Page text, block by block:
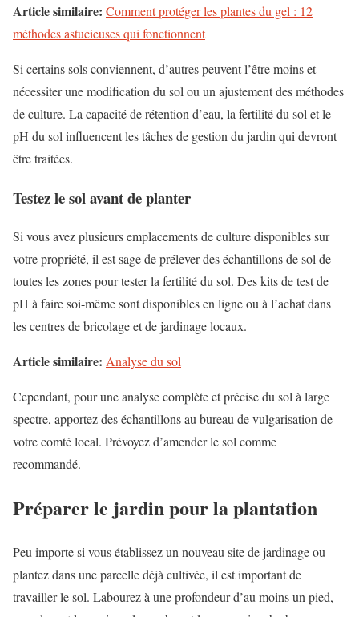
Article similaire: Comment protéger les plantes du gel : 12
méthodes astucieuses qui fonctionnent
Si certains sols conviennent, d’autres peuvent l’être moins et
nécessiter une modification du sol ou un ajustement des méthodes
de culture. La capacité de rétention d’eau, la fertilité du sol et le
pH du sol influencent les tâches de gestion du jardin qui devront
être traitées.
Testez le sol avant de planter
Si vous avez plusieurs emplacements de culture disponibles sur
votre propriété, il est sage de prélever des échantillons de sol de
toutes les zones pour tester la fertilité du sol. Des kits de test de
pH à faire soi-même sont disponibles en ligne ou à l’achat dans
les centres de bricolage et de jardinage locaux.
Article similaire: Analyse du sol
Cependant, pour une analyse complète et précise du sol à large
spectre, apportez des échantillons au bureau de vulgarisation de
votre comté local. Prévoyez d’amender le sol comme
recommandé.
Préparer le jardin pour la plantation
Peu importe si vous établissez un nouveau site de jardinage ou
plantez dans une parcelle déjà cultivée, il est important de
travailler le sol. Labourez à une profondeur d’au moins un pied,